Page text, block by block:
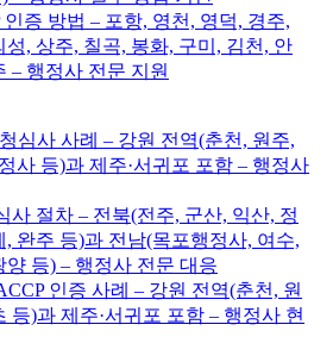
인증 방법 – 포항, 영천, 영덕, 경주,
성, 상주, 칠곡, 봉화, 구미, 김천, 안
– 행정사 전문 지원
심사 사례 – 강원 전역(춘천, 원주,
사 등)과 제주·서귀포 포함 – 행정사
사 절차 – 전북(전주, 군산, 익산, 정
, 완주 등)과 전남(목포행정사, 여수,
양 등) – 행정사 전문 대응
인증 사례 – 강원 전역(춘천, 원
등)과 제주·서귀포 포함 – 행정사 현